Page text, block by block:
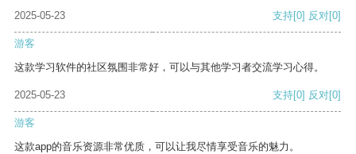
2025-05-23
支持[0] 反对[0]
游客
这款学习软件的社区氛围非常好，可以与其他学习者交流学习心得。
2025-05-23 支持[0] 反对[0]
游客
这款app的音乐资源非常优质，可以让我尽情享受音乐的魅力。